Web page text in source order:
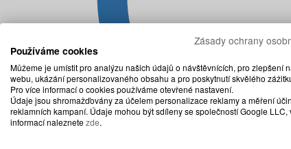
Zásady ochrany
Používáme cookies
Můžeme je umístit pro analýzu našich údajů o návštěvnících, pro zlepšení
webu, ukázání personalizovaného obsahu a pro poskytnutí skvělého
Pro více informací o cookies používáme otevřené nastavení.
Údaje jsou shromažďovány za účelem personalizace reklamy a měření
reklamních kampaní. Údaje mohou být sdíleny se společností Google LLC,
informací naleznetezde.